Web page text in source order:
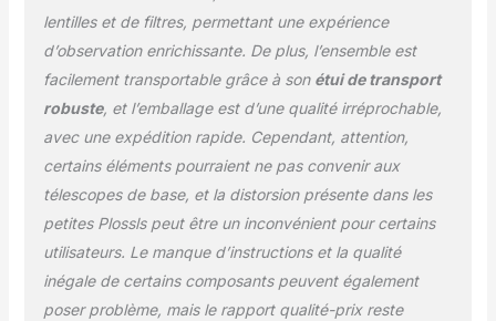
ainsi que pour une
utilisation diurne dans
n'importe quel
télescopes. copee
Lentille de Barlow 2x : la
lentille de Barlow double
le grossissement de tout
oculaire inséré de 3,2
cm. Un adaptateur en T
Prime Focus pour fixer
un appareil photo reflex
numérique. Avec les
filetages T2 (M42 x
0,75), vous pouvez fixer
lentilles et de filtres, permettant une expérience
d’observation enrichissante. De plus, l’ensemble est
facilement transportable grâce à son étui de transport
robuste, et l’emballage est d’une qualité irréprochable,
avec une expédition rapide. Cependant, attention,
certains éléments pourraient ne pas convenir aux
télescopes de base, et la distorsion présente dans les
petites Plossls peut être un inconvénient pour certains
utilisateurs. Le manque d’instructions et la qualité
inégale de certains composants peuvent également
poser problème, mais le rapport qualité-prix reste